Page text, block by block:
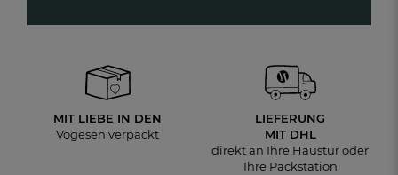
MIT LIEBE IN DEN
Vogesen verpackt
LIEFERUNG
MIT DHL
direkt an Ihre Haustür oder
Ihre Packstation